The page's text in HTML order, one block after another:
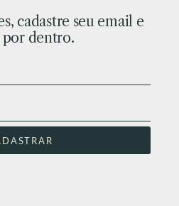
cadastre seu email e
dentro.